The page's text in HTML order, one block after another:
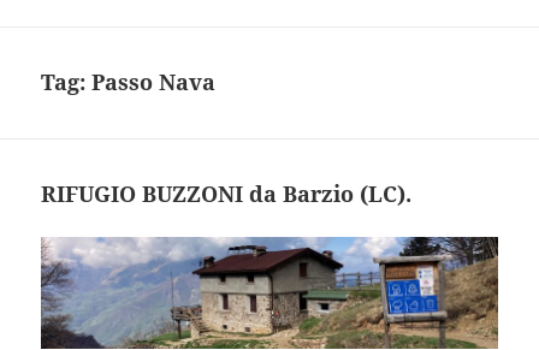
Tag:Passo Nava
RIFUGIO BUZZONI da Barzio (LC).